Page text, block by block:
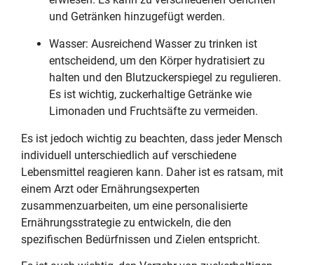
und Getränken hinzugefügt werden.
Wasser: Ausreichend Wasser zu trinken ist
entscheidend, um den Körper hydratisiert zu
halten und den Blutzuckerspiegel zu regulieren.
Es ist wichtig, zuckerhaltige Getränke wie
Limonaden und Fruchtsäfte zu vermeiden.
Es ist jedoch wichtig zu beachten, dass jeder Mensch
individuell unterschiedlich auf verschiedene
Lebensmittel reagieren kann. Daher ist es ratsam, mit
einem Arzt oder Ernährungsexperten
zusammenzuarbeiten, um eine personalisierte
Ernährungsstrategie zu entwickeln, die den
spezifischen Bedürfnissen und Zielen entspricht.